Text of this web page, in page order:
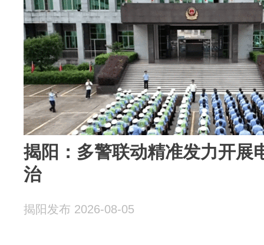
揭阳：多警联动精准发力开展
治
揭阳发布 2026-08-05